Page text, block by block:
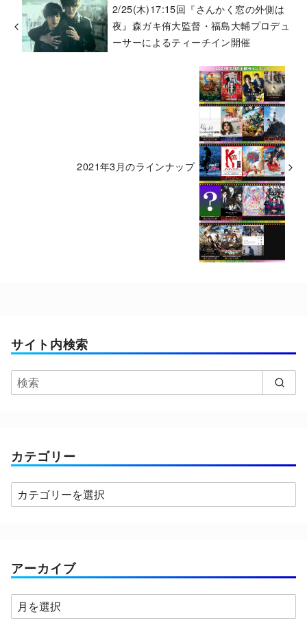
2/25(木)17:15回『さんかく窓の外側は
夜』森ガキ侑大監督・福島大輔プロデュ
ーサーによるティーチイン開催
2021年3月のラインナップ
サイト内検索
カテゴリー
カ
テ
ー
アーカイブ
ア
ー